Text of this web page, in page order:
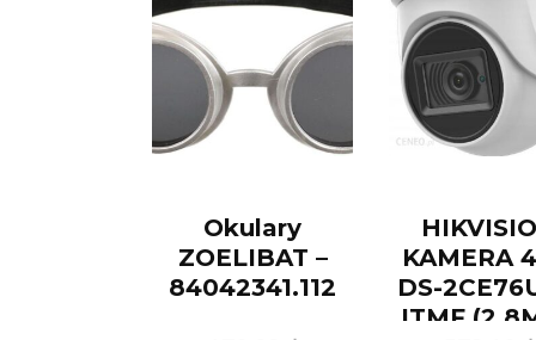
Okulary
ZOELIBAT –
84042341.112
KAMERA
DS-
ITMF